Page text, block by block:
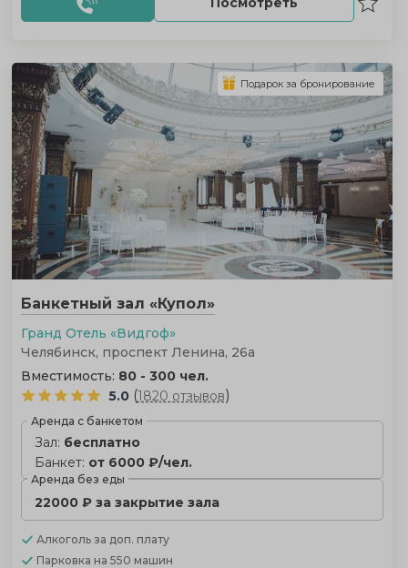
Банкетный зал «Купол»
Гранд Отель «Видгоф»
Челябинск, проспект Ленина, 26а
Вместимость: 80 - 300 чел.
5.0 (1820 отзывов)
Аренда с банкетом
Зал: бесплатно
Банкет: от 6000 ₽/чел.
Аренда без еды
22000 ₽ за закрытие зала
Алкоголь за доп. плату
Парковка на 550 машин
Подарок за бронирование